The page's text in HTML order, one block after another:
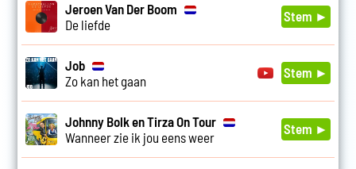
Jeroen Van Der Boom
De liefde
Stem ►
Job
Zo kan het gaan
Stem ►
Johnny Bolk en Tirza On Tour
Wanneer zie ik jou eens weer
Stem ►